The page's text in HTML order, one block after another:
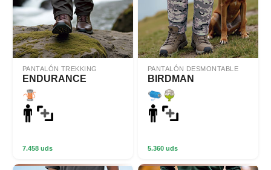
PANTALÓN TREKKING
ENDURANCE
7.458 uds
PANTALÓN DESMONTABLE
BIRDMAN
5.360 uds